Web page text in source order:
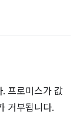
프로미스가 값
거부됩니다.